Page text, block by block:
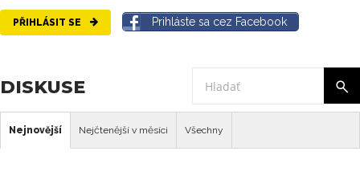
PŘIHLÁSIT SE Prihláste sa cez Facebook
DISKUSE
Nejnovější Nejčtenější v měsíci Všechny